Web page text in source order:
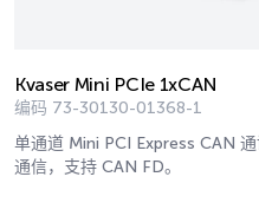
Kvaser Mini PCIe 1xCAN
编码 73-30130-01368-1
单通道 Mini PCI Express CAN
通信，支持 CAN FD。